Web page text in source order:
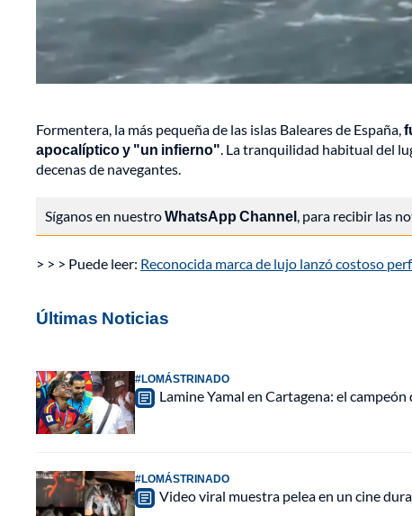
Formentera, la más pequeña de las islas Baleares de España,
apocalíptico y "un infierno". La tranquilidad habitual del
decenas de navegantes.
Síganos en nuestroWhatsApp Channel, para recibir las
> > > Puede leer: Reconocida marca de lujo lanzó costoso
Últimas Noticias
#LOMÁSTRINADO
Lamine Yamal en Cartagena: el
#LOMÁSTRINADO
Video viral muestra pelea en un cine